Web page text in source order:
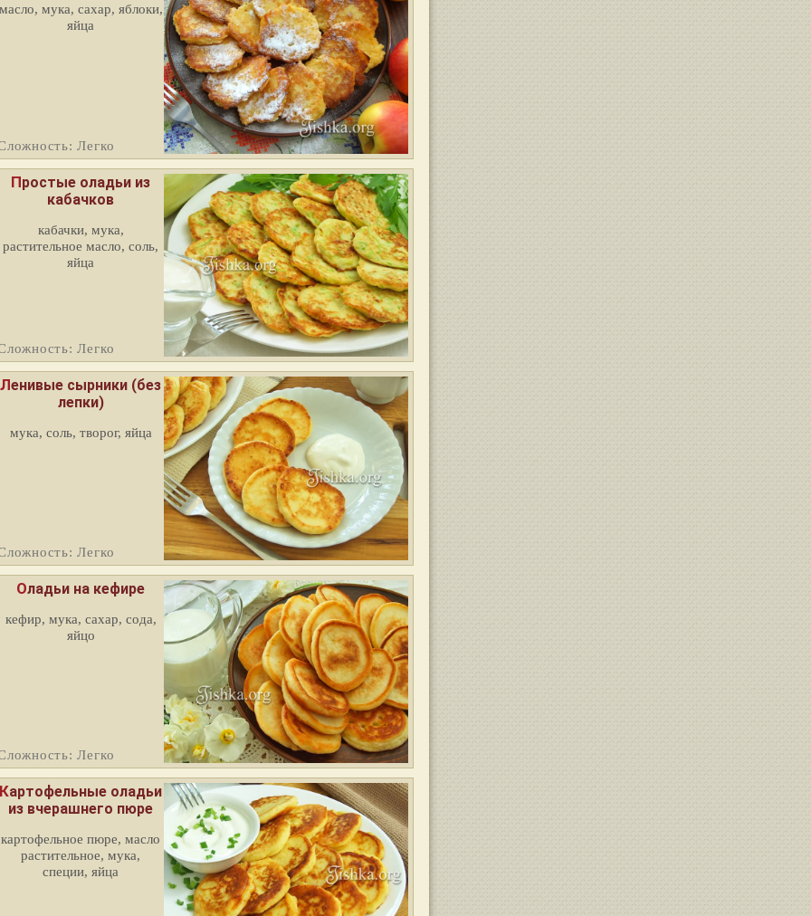
мука, сахар, яблоки,
яйца
Легко
Простые оладьи из
кабачков
кабачки, мука,
растительное масло, соль,
яйца
Легко
Ленивые сырники (без
лепки)
мука, соль, творог, яйца
Легко
Оладьи на кефире
кефир, мука, сахар, сода,
яйцо
Легко
Картофельные оладьи
из вчерашнего пюре
картофельное пюре, масло
растительное, мука,
специи, яйца